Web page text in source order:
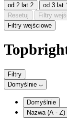
od 2 lat 2 od 3 lat
Resetuj
Filtry
Filtry wejściowe
Filtry
Domyślnie
Domyślnie
Nazwa (A - Z)